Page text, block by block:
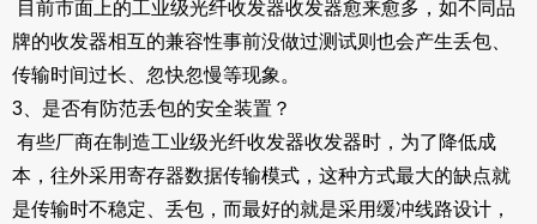
目前市面上的工业级光纤收发器收发器愈来愈多，如不同品
牌的收发器相互的兼容性事前没做过测试则也会产生丢包、
传输时间过长、忽快忽慢等现象。
3、是否有防范丢包的安全装置？
有些厂商在制造工业级光纤收发器收发器时，为了降低成
本，往外采用寄存器数据传输模式，这种方式最大的缺点就
是传输时不稳定、丢包，而最好的就是采用缓冲线路设计，